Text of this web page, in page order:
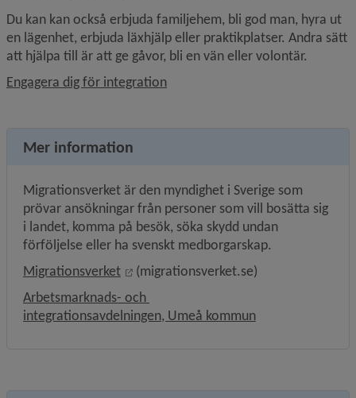
Du kan kan också erbjuda familjehem, bli god man, hyra ut
en lägenhet, erbjuda läxhjälp eller praktikplatser. Andra sätt
att hjälpa till är att ge gåvor, bli en vän eller volontär.
Engagera dig för integration
Mer information
Migrationsverket är den myndighet i Sverige som
prövar ansökningar från personer som vill bosätta sig
i landet, komma på besök, söka skydd undan
förföljelse eller ha svenskt medborgarskap.
Migrationsverket
Länk till annan webbplats, öppnas i
(migrationsverket.se)
Arbetsmarknads- och
integrationsavdelningen, Umeå kommun